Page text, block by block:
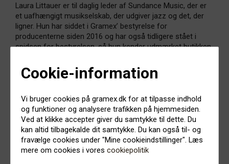
Cookie-information
Vi bruger cookies på gramex.dk for at tilpasse indhold
og funktioner og analysere trafikken på hjemmesiden.
Ved at klikke accepter giver du samtykke til dette. Du
kan altid tilbagekalde dit samtykke. Du kan også til- og
fravælge cookies under "Mine cookieindstillinger". Læs
mere om cookies i vores cookiepolitik
Laura Littauer er til daglig leder af Sundance Music, der er
et uafhængigt musikselskab, der udgiver jazz og det, der
ligner. Hun har siddet i Gramex’ bestyrelse for
producenterne siden 2016 og har også tidligere stået i
spidsen for bestyrelsen, så hun kender udmærket butikken,
Nu glæder hun sig til at fortsætte arbejdet for at
– Gramex gennemgår i de her år en stor og vigtig udvikling
på rigtig mange fronter. Dén forandringsproces glæder jeg
mig til at fortsætte sammen med Sara og resten af
bestyrelsen – og ikke mindst vores nye mand på holdet:
Thomas Sandberg.